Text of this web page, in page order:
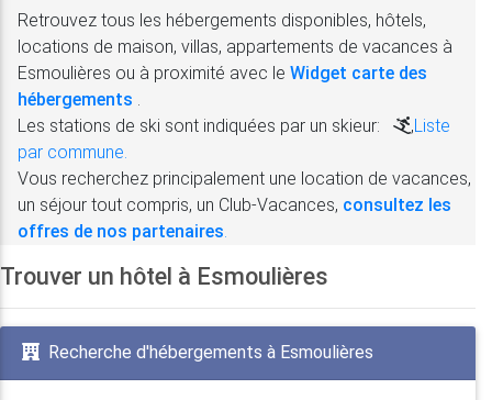
Retrouvez tous les hébergements disponibles, hôtels,
locations de maison, villas, appartements de vacances à
Esmoulières ou à proximité avec le Widget carte des
hébergements
Les stations de ski sont indiquées par un skieur:
,Liste
par commune.
Vous recherchez principalement une location de vacances,
un séjour tout compris, un Club-Vacances, consultez les
offres de nos partenaires
Trouver un hôtel à Esmoulières
Recherche d'hébergements à Esmoulières